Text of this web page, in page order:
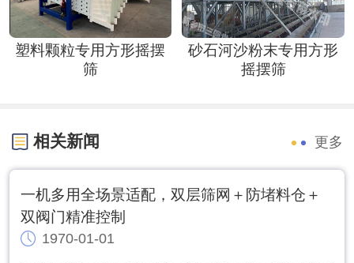
塑料颗粒专用方形摇摆
筛
砂石河沙粉末专用方形
摇摆筛
相关新闻 更多
一机多用全场景适配，双层筛网＋防堵料仓＋
双阀门精准控制
1970-01-01